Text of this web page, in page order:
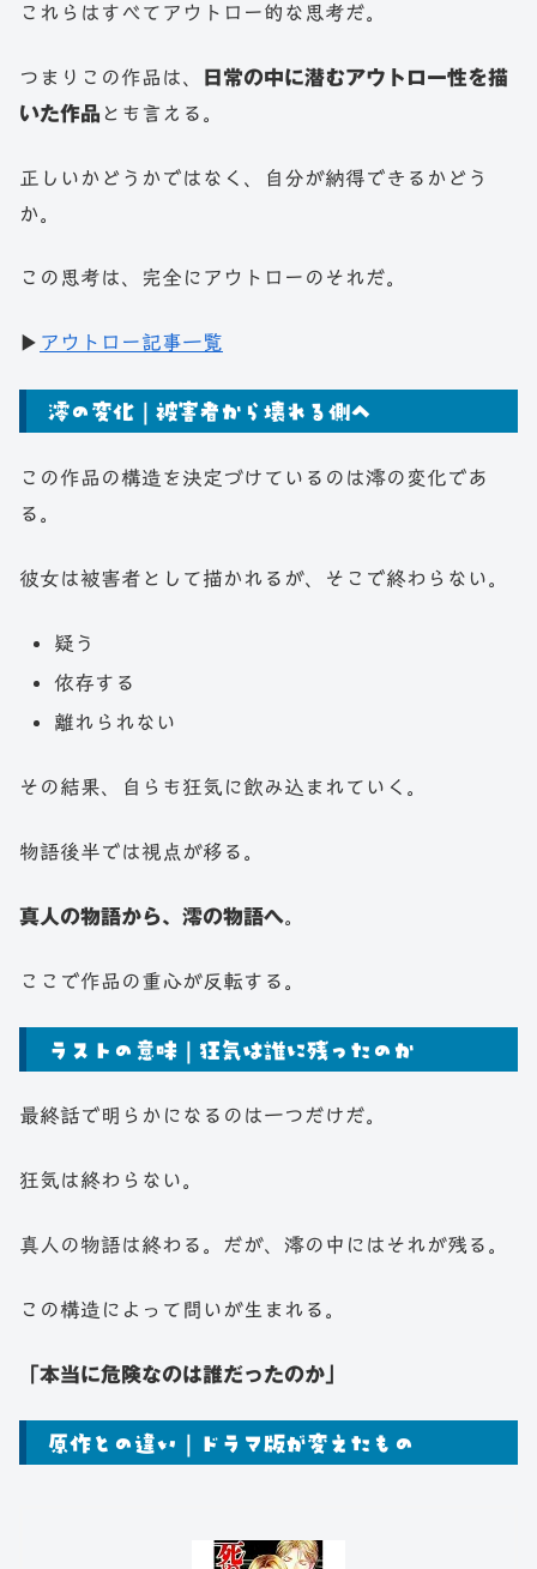
これらはすべてアウトロー的な思考だ。
つまりこの作品は、
日常の中に潜むアウトロー性を描
いた作品 とも言える。
正しいかどうかではなく、自分が納得できるかどう
か。
この思考は、完全にアウトローのそれだ。
▶ アウトロー記事一覧
澪の変化｜被害者から壊れる側へ
この作品の構造を決定づけているのは澪の変化であ
る。
彼女は被害者として描かれるが、そこで終わらない。
疑う
依存する
離れられない
その結果、自らも狂気に飲み込まれていく。
物語後半では視点が移る。
真人の物語から、澪の物語へ。
ここで作品の重心が反転する。
ラストの意味｜狂気は誰に残ったのか
最終話で明らかになるのは一つだけだ。
狂気は終わらない。
真人の物語は終わる。だが、澪の中にはそれが残る。
この構造によって問いが生まれる。
「本当に危険なのは誰だったのか」
原作との違い｜ドラマ版が変えたもの